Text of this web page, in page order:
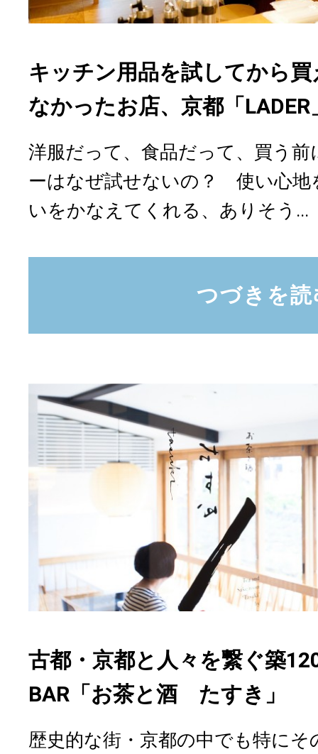
キッチン用品を試してから
なかったお店、京都「LADER
洋服だって、食品だって、買う
ーはなぜ試せないの？ 使い心地
いをかなえてくれる、ありそう...
つづきを読
古都・京都と人々を繋ぐ築
BAR「お茶と酒 たすき」
歴史的な街・京都の中でも特に